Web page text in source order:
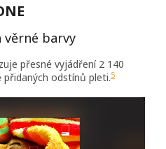
věrné barvy
přesné vyjádření 2 140
přidaných odstínů pleti.5